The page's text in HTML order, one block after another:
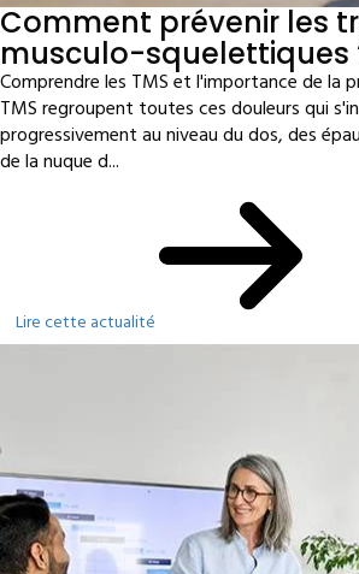
Comment prévenir les
musculo-squelettiques
Comprendre les TMS et l'importance de la
TMS regroupent toutes ces douleurs qui
progressivement au niveau du dos, des
de la nuque d...
Lire cette actualité